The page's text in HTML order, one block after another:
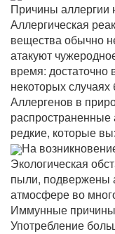
Причины аллергии
Аллергическая
вещества обычно
атакуют
время: достаточно
некоторых
Аллергенов в
редкие, которые
На
Экологическая
пыли, подвержены
атмосфере во
Иммунные
Употребление